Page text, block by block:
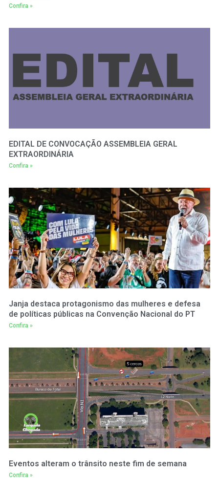
Confira »
EDITAL DE CONVOCAÇÃO ASSEMBLEIA GERAL
EXTRAORDINÁRIA
Confira »
Janja destaca protagonismo das mulheres e defesa
de políticas públicas na Convenção Nacional do PT
Confira »
Eventos alteram o trânsito neste fim de semana
Confira »